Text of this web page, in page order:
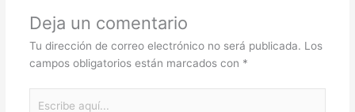
Deja un comentario
Tu dirección de correo electrónico no será publicada. Los
campos obligatorios están marcados con *